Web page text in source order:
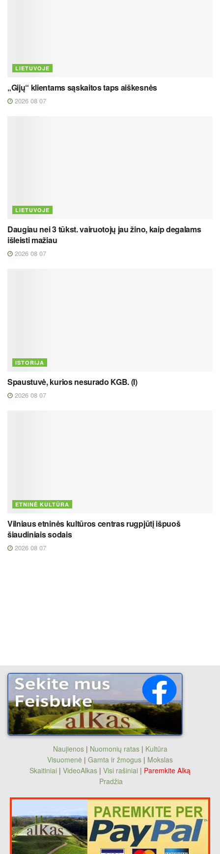
LIETUVOJE
„Gijų“ klientams sąskaitos taps aiškesnės
2026 08 07
LIETUVOJE
Daugiau nei 3 tūkst. vairuotojų jau žino, kaip degalams
išleisti mažiau
2026 08 07
ISTORIJA
Spaustuvė, kurios nesurado KGB. (I)
2026 08 07
ETNINĖ KULTŪRA
Vilniaus etninės kultūros centras rugpjūtį išpuoš
šiaudiniais sodais
2026 08 07
Naujienos| Nuomonių ratas| Kultūra
Visuomenė | Gamta ir žmogus | Mokslas
Skaitiniai | VideoAlkas | Visi rašiniai | Paremkite Alką
Pradžia